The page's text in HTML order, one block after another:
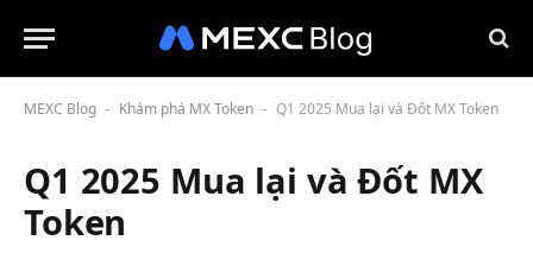
MEXC Blog - Khám phá MX Token - Q1 2025 Mua lại và Đốt MX Token
Q1 2025 Mua lại và Đốt MX
Token